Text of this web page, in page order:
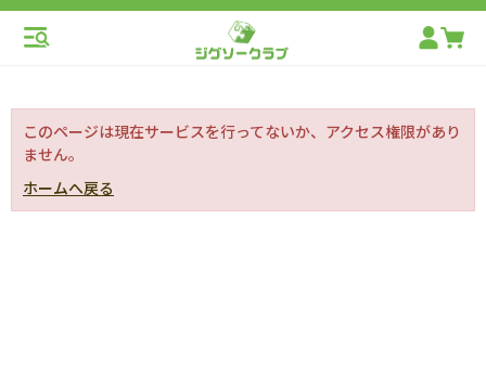
このページは現在サービスを行ってないか、アクセス権限があり
ません。
ホームへ戻る